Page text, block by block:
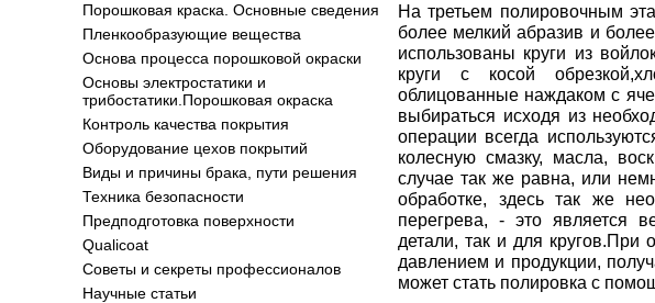
Порошковая краска. Основные сведения
Пленкообразующие вещества
Основа процесса порошковой окраски
Основы электростатики и
трибостатики.Порошковая окраска
Контроль качества покрытия
Оборудование цехов покрытий
Виды и причины брака, пути решения
Техника безопасности
Предподготовка поверхности
Qualicoat
Советы и секреты профессионалов
Научные статьи
На третьем полировочным
более мелкий абразив и
использованы круги из
круги с косой
облицованные наждаком с
выбираться исходя из
операции всегда
колесную смазку, масла,
случае так же равна, или
обработке, здесь так же
перегрева, - это является
детали, так и для кругов.При
давлением и продукции,
может стать полировка с